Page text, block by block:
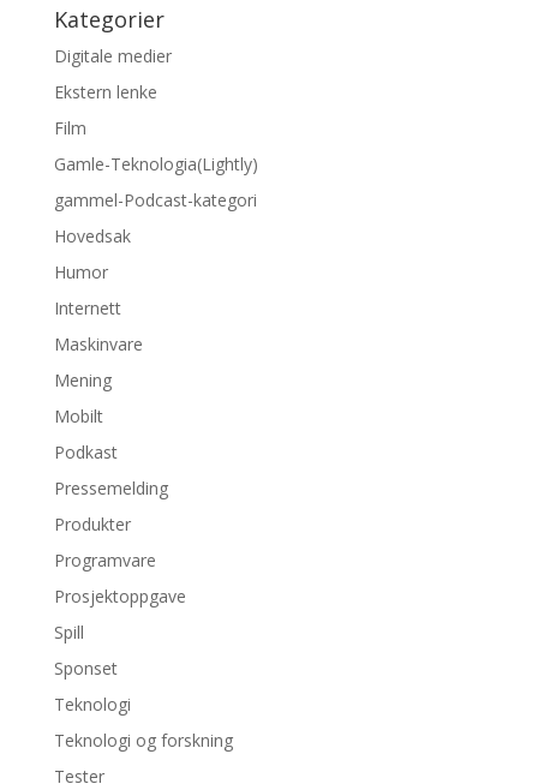
Kategorier
Digitale medier
Ekstern lenke
Film
Gamle-Teknologia(Lightly)
gammel-Podcast-kategori
Hovedsak
Humor
Internett
Maskinvare
Mening
Mobilt
Podkast
Pressemelding
Produkter
Programvare
Prosjektoppgave
Spill
Sponset
Teknologi
Teknologi og forskning
Tester